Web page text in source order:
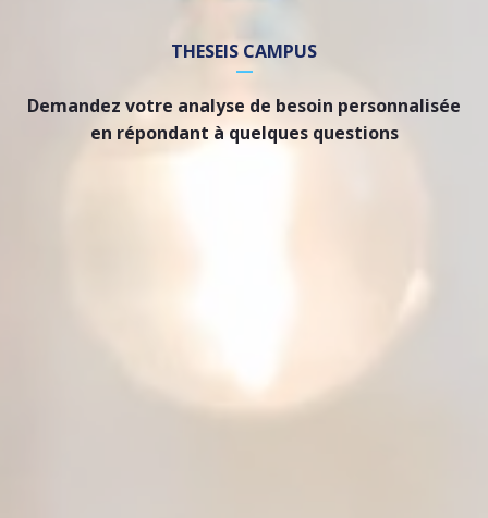
THESEIS CAMPUS
Demandez votre analyse de besoin personnalisée
en répondant à quelques questions